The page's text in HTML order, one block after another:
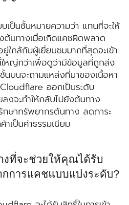
ชั้นหมายความว่า แทนที่จะให้
ต้นทางเมื่อเกิดแคชผิดพลาด
ใกล้กับผู้เยี่ยมชมมากที่สุดจะเข้า
หญ่กว่าเพื่อดูว่ามีข้อมูลที่ถูกส่ง
บนจะถามแหล่งที่มาของเนื้อหา
ออกเป็นระดับ
งจะทำให้กลับไปยังต้นทาง
กษาทรัพยากรต้นทาง ลดภาระ
าเป็นค่าธรรมเนียม
งที่จะช่วยให้คุณได้รับ
การแคชแบบแบ่งระดับ?